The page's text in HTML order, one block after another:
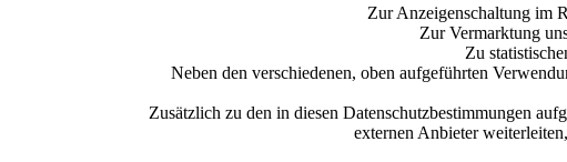
Zur Anzeigenschaltung im
Zur Vermarktung
Zu
Neben den verschiedenen, oben aufgeführten
Zusätzlich zu den in diesen Datenschutzbestimmungen
externen Anbieter